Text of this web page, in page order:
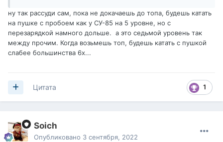
ну так рассуди сам, пока не докачаешь до топа, будешь катать
на пушке с пробоем как у СУ-85 на 5 уровне, но с
перезарядкой намного дольше. а это седьмой уровень так
между прочим. Когда возьмешь топ, будешь катать с пушкой
слабее большинства 6х...
1
Цитата
Soich
Опубликовано 3 сентября, 2022